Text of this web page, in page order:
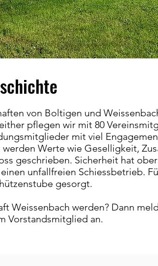
von Boltigen und
pflegen wir mit 80
mit viel
Werte wie Geselligkeit,
geschrieben. Sicherheit hat
unfallfreien Schiessbetrieb.
gesorgt.
Weissenbach werden? Dann
Vorstandsmitglied an.